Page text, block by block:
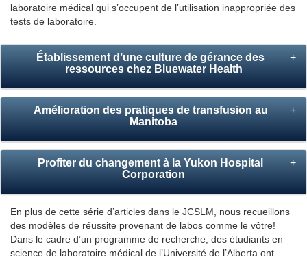
laboratoire médical qui s’occupent de l’utilisation inappropriée des
tests de laboratoire.
+
Établissement d’une culture de gérance des
ressources chez Bluewater Health
+
Amélioration des pratiques de transfusion au
Manitoba
+
Profiter du changement à la Yukon Hospital
Corporation
En plus de cette série d’articles dans le JCSLM, nous recueillons
des modèles de réussite provenant de labos comme le vôtre!
Dans le cadre d’un programme de recherche, des étudiants en
science de laboratoire médical de l’Université de l’Alberta ont